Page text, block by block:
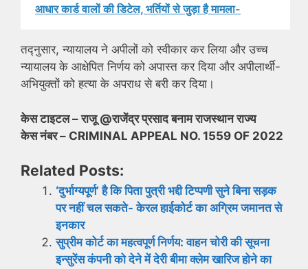
आधार कार्ड वालों की डिटेल, भर्तियों से जुड़ा है मामला-
तद्नुसार, न्यायालय ने अपीलों को स्वीकार कर लिया और उच्च
न्यायालय के आक्षेपित निर्णय को अपास्त कर दिया और अपीलार्थी-
अभियुक्तों को हत्या के अपराध से बरी कर दिया।
केस टाइटल – राजू @राजेंद्र प्रसाद बनाम राजस्थान राज्य
केस नंबर – CRIMINAL APPEAL NO. 1559 OF 2022
Related Posts:
‘दुर्भाग्यपूर्ण’ है कि पिता पुत्री भद्दी टिप्पणी सुने बिना सड़क
पर नहीं चल सकते- केरल हाईकोर्ट का अग्रिम जमानत से
इनकार
सुप्रीम कोर्ट का महत्वपूर्ण निर्णय: वाहन चोरी की सूचना
इन्सुरेंस कंपनी को देने में देरी बीमा क्लेम खारिज होने का